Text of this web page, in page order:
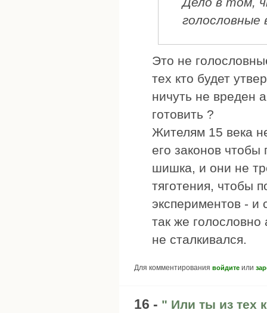
голословные
Это не
тех кто будет
ничуть не вреден
готовить ?
Жителям 15 века
его законов чтобы
шишка, и они не
тяготения, чтобы
экспериментов - и
так же голословно
не сталкивался.
Для комментирования войдите или
16 - " Или ты из тех